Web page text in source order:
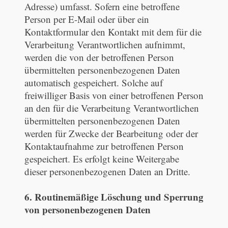
Adresse) umfasst. Sofern eine betroffene
Person per E-Mail oder über ein
Kontaktformular den Kontakt mit dem für die
Verarbeitung Verantwortlichen aufnimmt,
werden die von der betroffenen Person
übermittelten personenbezogenen Daten
automatisch gespeichert. Solche auf
freiwilliger Basis von einer betroffenen Person
an den für die Verarbeitung Verantwortlichen
übermittelten personenbezogenen Daten
werden für Zwecke der Bearbeitung oder der
Kontaktaufnahme zur betroffenen Person
gespeichert. Es erfolgt keine Weitergabe
dieser personenbezogenen Daten an Dritte.
6. Routinemäßige Löschung und Sperrung
von personenbezogenen Daten